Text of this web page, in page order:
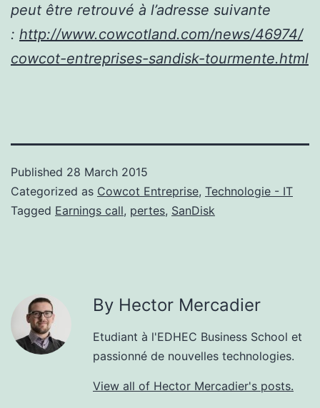
peut être retrouvé à l’adresse suivante
: http://www.cowcotland.com/news/46974/
cowcot-entreprises-sandisk-tourmente.html
Published 28 March 2015
Categorized as Cowcot Entreprise, Technologie - IT
Tagged Earnings call, pertes, SanDisk
By Hector Mercadier
Etudiant à l'EDHEC Business School et
passionné de nouvelles technologies.
View all of Hector Mercadier's posts.